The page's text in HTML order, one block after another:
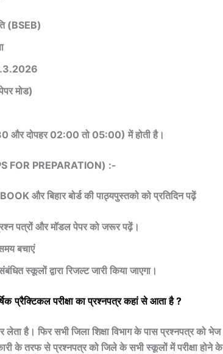
(BSEB)
मोड)
और दोपहर 02:00 तो 05:00) में होती है।
FOR PREPARATION) :-
और बिहार बोर्ड की पाठ्यपुस्तको को प्रतिदिन पढ़ें
पत्रों और मॉडल पेपर को जरूर पढ़ें।
बचाएं
स्कूलों द्वारा रिजल्ट जारी किया जाएगा।
प्रैक्टिकलपरीक्षा का प्रश्नपत्र कहां से आता है ?
लेता है। फिर सभी जिला शिक्षा विभाग के पास प्रश्नपत्र को भेज
के तरफ से प्रश्नपत्र को जिले के सभी स्कूलों में परीक्षा होने के